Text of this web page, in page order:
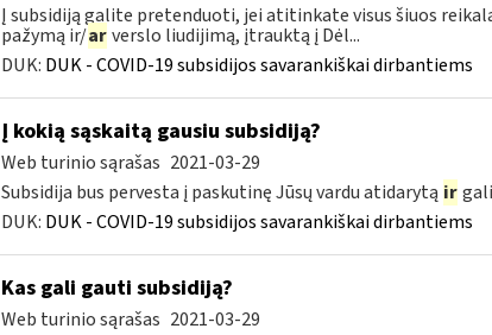
Į subsidiją galite pretenduoti, jei atitinkate visus šiuos
pažymą ir/ar verslo liudijimą, įtrauktą į Dėl...
DUK: DUK - COVID-19 subsidijos savarankiškai dirbantiems
Į kokią sąskaitą gausiu subsidiją?
Web turinio sąrašas 2021-03-29
Subsidija bus pervesta į paskutinę Jūsų vardu atidarytą ir
DUK: DUK - COVID-19 subsidijos savarankiškai dirbantiems
Kas gali gauti subsidiją?
Web turinio sąrašas 2021-03-29